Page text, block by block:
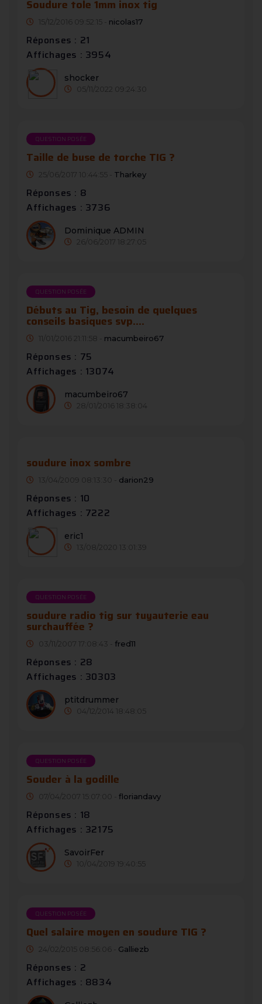
Soudure tole 1mm inox tig
15/12/2016 09:52:15 - nicolas17
Réponses : 21
Affichages : 3954
shocker
05/11/2022 09:24:30
QUESTION POSÉE
Taille de buse de torche TIG ?
25/06/2017 10:44:55 - Tharkey
Réponses : 8
Affichages : 3736
Dominique ADMIN
26/06/2017 18:27:05
QUESTION POSÉE
Débuts au Tig, besoin de quelques
conseils basiques svp....
11/01/2016 21:11:58 - macumbeiro67
Réponses : 75
Affichages : 13074
macumbeiro67
28/01/2016 18:38:04
soudure inox sombre
13/04/2009 08:13:30 - darion29
Réponses : 10
Affichages : 7222
eric1
13/08/2020 13:01:39
QUESTION POSÉE
soudure radio tig sur tuyauterie eau
surchauffée ?
03/11/2007 17:08:43 - fred11
Réponses : 28
Affichages : 30303
ptitdrummer
04/12/2014 18:48:05
QUESTION POSÉE
Souder à la godille
07/04/2007 15:07:00 - floriandavy
Réponses : 18
Affichages : 32175
SavoirFer
10/04/2019 19:40:55
QUESTION POSÉE
Quel salaire moyen en soudure TIG ?
24/02/2015 08:56:06 - Galliezb
Réponses : 2
Affichages : 8834